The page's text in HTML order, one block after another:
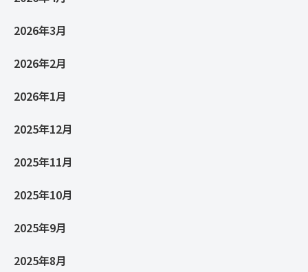
2026年3月
2026年2月
2026年1月
2025年12月
2025年11月
2025年10月
2025年9月
2025年8月